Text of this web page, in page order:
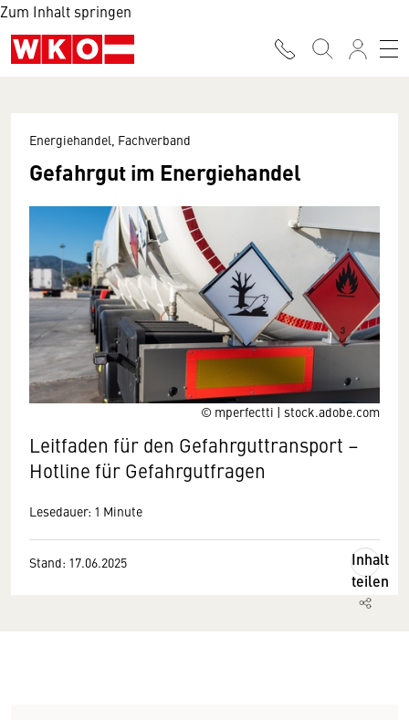
Zum Inhalt springen
© mperfectti | stock.adobe.com
Energiehandel, Fachverband
Gefahrgut im Energiehandel
Leitfaden für den Gefahrguttransport –
Hotline für Gefahrgutfragen
Lesedauer: 1 Minute
Stand: 17.06.2025
Inhalt
teilen